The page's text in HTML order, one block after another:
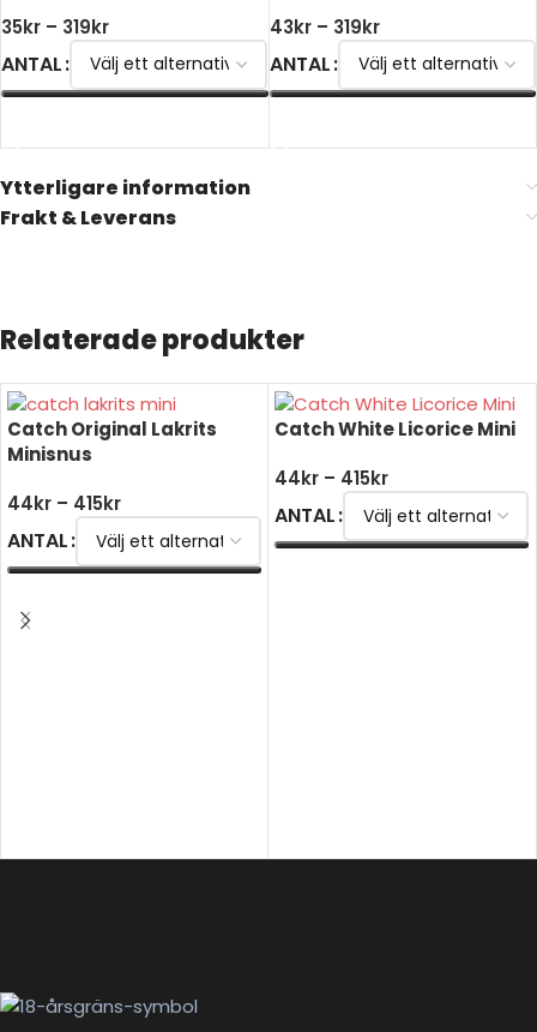
35kr – 319kr
ANTAL
43kr – 319kr
ANTAL
Ytterligare information
Frakt & Leverans
Relaterade produkter
Catch Original Lakrits
Minisnus
44kr – 415kr
ANTAL
Catch White Licorice Mini
44kr – 415kr
ANTAL